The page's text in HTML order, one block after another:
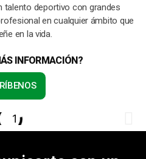
talento deportivo con grandes
en cualquier ámbito que
en la vida.
INFORMACIÓN?